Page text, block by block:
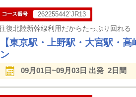
262255442`JR13
【東京駅・上野駅・大宮駅・
ン
09月01日~09月03日 出発 2日間